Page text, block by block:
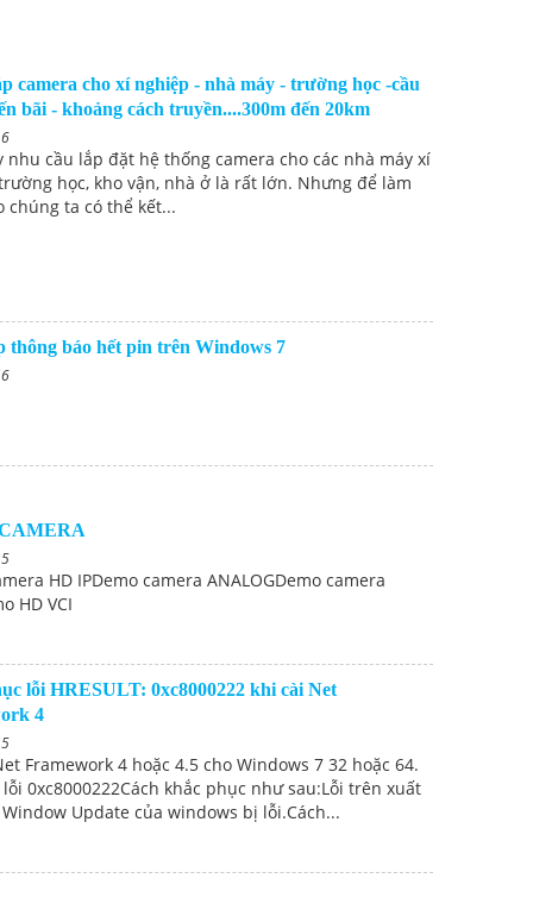
camera cho xí nghiệp - nhà máy - trường học -cầu
bãi - khoảng cách truyền....300m đến 20km
nhu cầu lắp đặt hệ thống camera cho các nhà máy xí
học, kho vận, nhà ở là rất lớn. Nhưng để làm
chúng ta có thể kết...
thông báo hết pin trên Windows 7
HD IPDemo camera ANALOGDemo camera
HD VCI
lỗi HRESULT: 0xc8000222 khi cài Net
4
Framework 4 hoặc 4.5 cho Windows 7 32 hoặc 64.
lỗi 0xc8000222Cách khắc phục như sau:Lỗi trên xuất
Update của windows bị lỗi.Cách...